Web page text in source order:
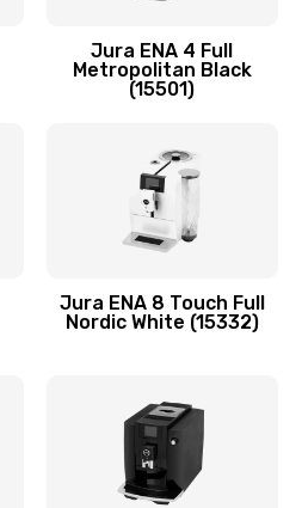
Jura ENA 4 Full
Metropolitan Black
(15501)
Jura ENA 8 Touch Full
Nordic White (15332)